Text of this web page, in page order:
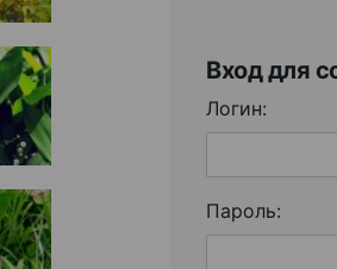
Вход для
Логин:
Пароль: